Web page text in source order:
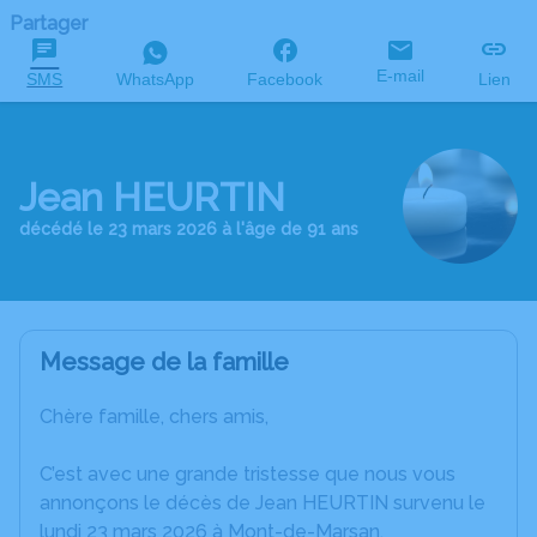
Partager
SMS WhatsApp Facebook E-mail Lien
Jean HEURTIN
décédé le 23 mars 2026 à l'âge de 91 ans
Message de la famille
Chère famille, chers amis,
C’est avec une grande tristesse que nous vous
annonçons le décès de Jean HEURTIN survenu le
lundi 23 mars 2026 à Mont-de-Marsan.